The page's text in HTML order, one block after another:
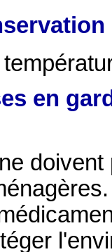
en